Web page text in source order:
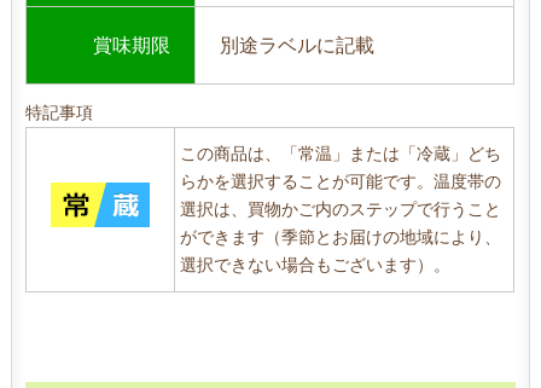
賞味期限 別途ラベルに記載
特記事項
この商品は、「常温」または「冷蔵」どち
らかを選択することが可能です。温度帯の
選択は、買物かご内のステップで行うこと
ができます（季節とお届けの地域により、
選択できない場合もございます）。